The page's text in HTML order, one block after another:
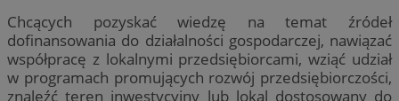
Chcących pozyskać wiedzę na temat źródeł
dofinansowania do działalności gospodarczej, nawiązać
współpracę z lokalnymi przedsiębiorcami, wziąć udział
w programach promujących rozwój przedsiębiorczości,
znaleźć teren inwestycyjny lub lokal dostosowany do